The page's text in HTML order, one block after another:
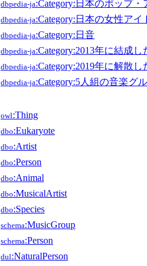
dbpedia-ja:Category:日本のポップ
dbpedia-ja:Category:日本の女性ア
dbpedia-ja:Category:日音
dbpedia-ja:Category:2013年に結成
dbpedia-ja:Category:2019年に解散
dbpedia-ja:Category:5人組の音楽グ
owl:Thing
dbo:Eukaryote
dbo:Artist
dbo:Person
dbo:Animal
dbo:MusicalArtist
dbo:Species
schema:MusicGroup
schema:Person
dul:NaturalPerson